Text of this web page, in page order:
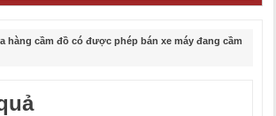
hàng cầm đồ có được phép bán xe máy đang cầm